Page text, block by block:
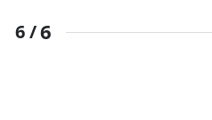
6 /6